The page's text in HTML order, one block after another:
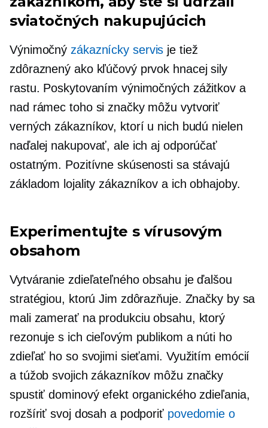
sviatočných nakupujúcich
Výnimočný zákaznícky servis je tiež
zdôraznený ako kľúčový prvok hnacej sily
rastu. Poskytovaním výnimočných zážitkov a
nad rámec toho si značky môžu vytvoriť
verných zákazníkov, ktorí u nich budú nielen
naďalej nakupovať, ale ich aj odporúčať
ostatným. Pozitívne skúsenosti sa stávajú
základom lojality zákazníkov a ich obhajoby.
Experimentujte s vírusovým
obsahom
Vytváranie zdieľateľného obsahu je ďalšou
stratégiou, ktorú Jim zdôrazňuje. Značky by sa
mali zamerať na produkciu obsahu, ktorý
rezonuje s ich cieľovým publikom a núti ho
zdieľať ho so svojimi sieťami. Využitím emócií
a túžob svojich zákazníkov môžu značky
spustiť dominový efekt organického zdieľania,
rozšíriť svoj dosah a podporiť povedomie o